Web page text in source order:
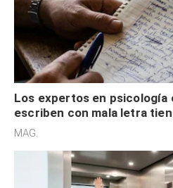
Los expertos en psicología
escriben con mala letra
acelerado y no lo hacen por
MAG.